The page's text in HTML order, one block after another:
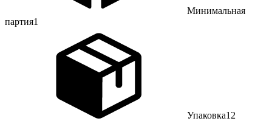
Минимальная
партия1
Упаковка12